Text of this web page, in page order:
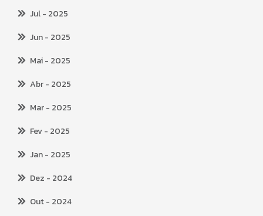
Jul- 2025
Jun- 2025
Mai- 2025
Abr- 2025
Mar- 2025
Fev- 2025
Jan- 2025
Dez - 2024
Out- 2024